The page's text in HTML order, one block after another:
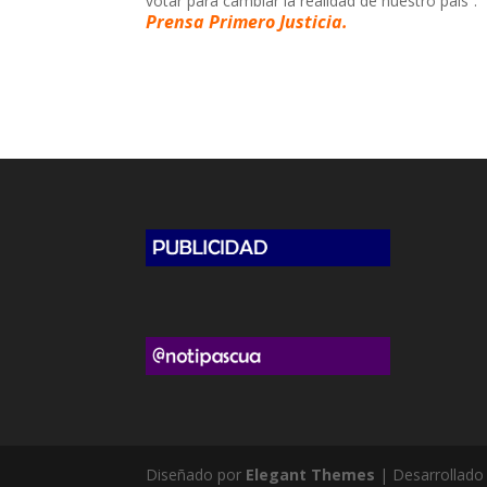
Prensa Primero Justicia.
Diseñado por Elegant Themes |